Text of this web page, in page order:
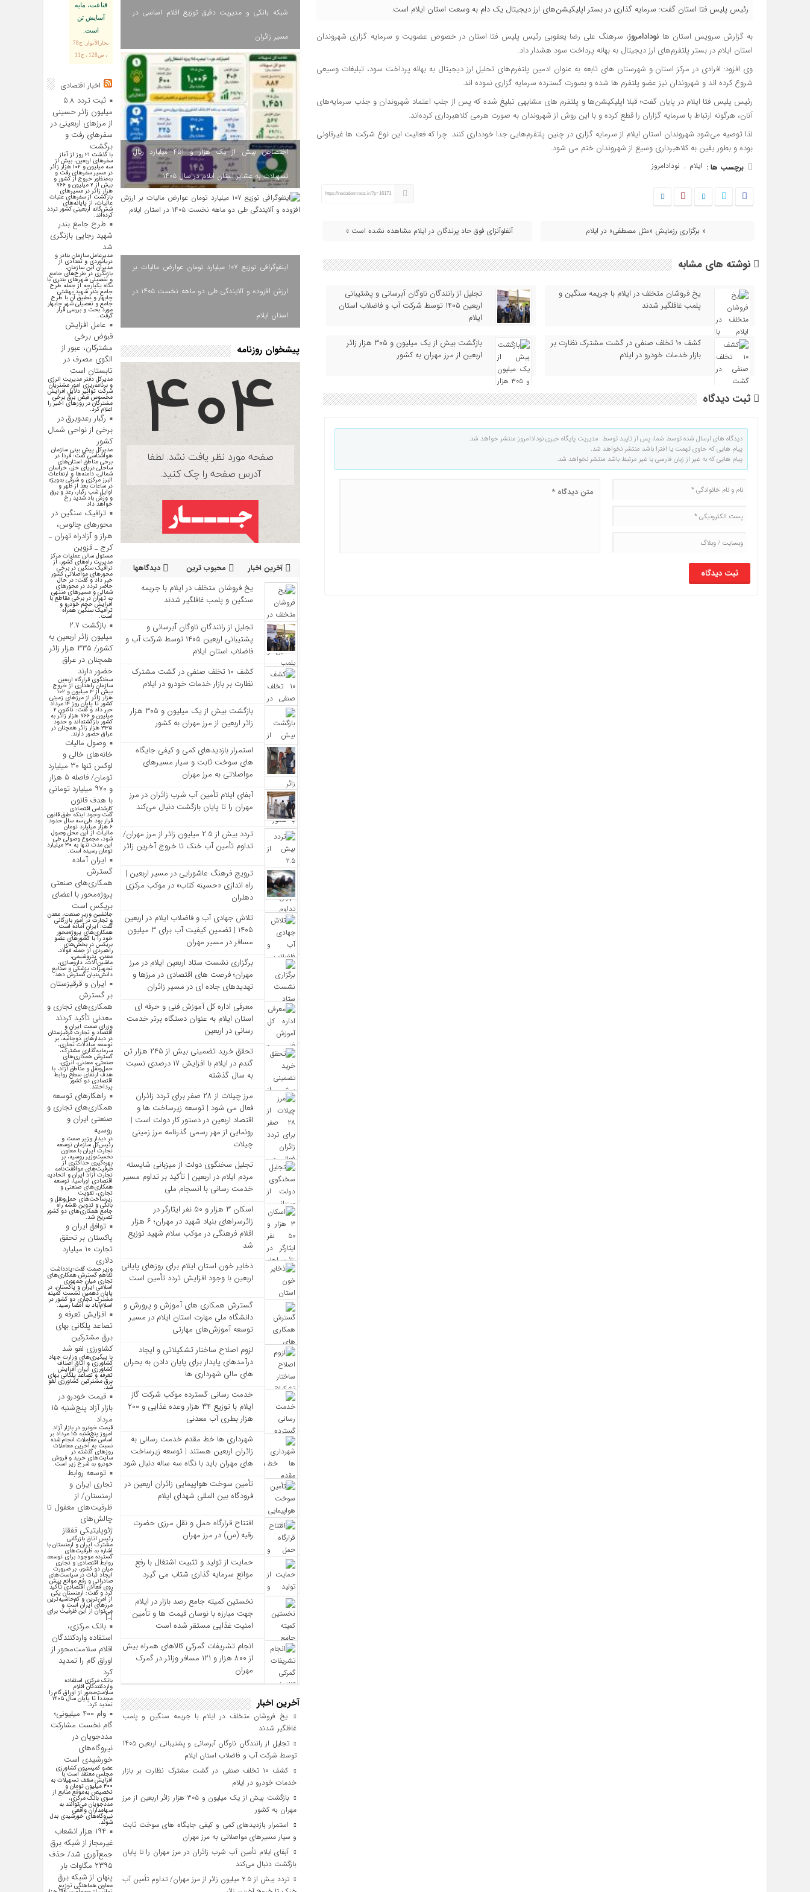
رئیس پلیس فتا استان گفت: سرمایه گذاری در بستر اپلیکیشن‌های ارز دیجیتال یک دام به وسعت استان ایلام است.
به گزارش سرویس استان ها نودادامروز، سرهنگ علی رضا یعقوبی رئیس پلیس فتا استان در خصوص عضویت و سرمایه گزاری شهروندان
استان ایلام در بستر پلتفرم‌های ارز دیجیتال به بهانه پرداخت سود هشدار داد.
وی افزود: افرادی در مرکز استان و شهرستان های تابعه به عنوان ادمین پلتفرم‌های تحلیل ارز دیجیتال به بهانه پرداخت سود، تبلیغات وسیعی
شروع کرده اند و شهروندان نیز عضو پلتفرم ها شده و بصورت گسترده سرمایه گزاری نموده اند.
رئیس پلیس فتا ایلام در پایان گفت؛ قبلا اپلیکیشن‌ها و پلتفرم های مشابهی تبلیغ شده که پس از جلب اعتماد شهروندان و جذب سرمایه‌های
آنان، هرگونه ارتباط با سرمایه گزاران را قطع کرده و با این روش از شهروندان به صورت هرمی کلاهبرداری کرده‌اند.
لذا توصیه می‌شود شهروندان استان ایلام از سرمایه گزاری در چنین پلتفرم‌هایی جدا خودداری کنند. چرا که فعالیت این نوع شرکت ها غیرقاونی
بوده و بطور یقین به کلاهبرداری وسیع از شهروندان ختم می شود.
برچسب ها : ایلام , نودادامروز
https://nodademrooz.ir/?p=16171
« برگزاری رزمایش «مثل مصطفی» در ایلام آنفلوآنزای فوق حاد پرندگان در ایلام مشاهده نشده است »
نوشته های مشابه
یخ‌ فروشان متخلف در ایلام با جریمه سنگین و
پلمب غافلگیر شدند
تجلیل از رانندگان ناوگان آبرسانی و پشتیبانی
اربعین ۱۴۰۵ توسط شرکت آب و فاضلاب استان
ایلام
کشف ۱۰ تخلف صنفی در گشت مشترک نظارت بر
بازار خدمات خودرو در ایلام
بازگشت بیش از یک میلیون و ۳۰۵ هزار زائر
اربعین از مرز مهران به کشور
ثبت دیدگاه
دیدگاه های ارسال شده توسط شما، پس از تایید توسط مدیریت پایگاه خبری نودادامروز منتشر خواهد شد.
پیام هایی که حاوی تهمت یا افترا باشد منتشر نخواهد شد.
پیام هایی که به غیر از زبان فارسی یا غیر مرتبط باشد منتشر نخواهد شد.
شبکه بانکی و مدیریت دقیق توزیع اقلام اساسی در
مسیر زائران
اختصاص بیش از یک هزار و ۴۵۱ میلیارد ریال
تسهیلات به عشایر استان ایلام در سال ۱۴۰۵
اینفوگرافی توزیع ۱۰۷ میلیارد تومان عوارض مالیات بر
ارزش افزوده و آلایندگی طی دو ماهه نخست ۱۴۰۵ در
استان ایلام
پیشخوان روزنامه
آخرین اخبار محبوب ترین دیدگاهها
یخ‌ فروشان متخلف در ایلام با جریمه
سنگین و پلمب غافلگیر شدند
تجلیل از رانندگان ناوگان آبرسانی و
پشتیبانی اربعین ۱۴۰۵ توسط شرکت آب و
فاضلاب استان ایلام
کشف ۱۰ تخلف صنفی در گشت مشترک
نظارت بر بازار خدمات خودرو در ایلام
بازگشت بیش از یک میلیون و ۳۰۵ هزار
زائر اربعین از مرز مهران به کشور
استمرار بازدیدهای کمی و کیفی جایگاه‌
های سوخت ثابت و سیار مسیرهای
مواصلاتی به مرز مهران
آبفای ایلام تأمین آب شرب زائران در مرز
مهران را تا پایان بازگشت دنبال می‌کند
تردد بیش از ۲.۵ میلیون زائر از مرز مهران/
تداوم تأمین آب خنک تا خروج آخرین زائر
ترویج فرهنگ عاشورایی در مسیر اربعین |
راه‌ اندازی «حسینه کتاب» در موکب مرکزی
دهلران
تلاش جهادی آب و فاضلاب ایلام در اربعین
۱۴۰۵ | تضمین کیفیت آب برای ۳ میلیون
مسافر در مسیر مهران
برگزاری نشست ستاد اربعین ایلام در مرز
مهران؛ فرصت‌ های اقتصادی در مرزها و
تهدیدهای جاده‌ ای در مسیر زائران
معرفی اداره کل آموزش فنی و حرفه‌ ای
استان ایلام به‌ عنوان دستگاه برتر خدمت‌
رسانی در اربعین
تحقق خرید تضمینی بیش از ۲۴۵ هزار تن
گندم در ایلام با افزایش ۱۷ درصدی نسبت
به سال گذشته
مرز چیلات از ۲۸ صفر برای تردد زائران
فعال می‌ شود | توسعه زیرساخت‌ ها و
اقتصاد اربعین در دستور کار دولت است |
رونمایی از مهر رسمی گذرنامه مرز زمینی
چیلات
تجلیل سخنگوی دولت از میزبانی شایسته
مردم ایلام در اربعین | تأکید بر تداوم مسیر
خدمت‌ رسانی با انسجام ملی
اسکان ۳ هزار و ۵۰ نفر ایثارگر در
زائرسراهای بنیاد شهید در مهران؛ ۶ هزار
اقلام فرهنگی در موکب سلام شهید توزیع
شد
ذخایر خون استان ایلام برای روزهای پایانی
اربعین با وجود افزایش تردد تأمین است
گسترش همکاری‌ های آموزش و پرورش و
دانشگاه ملی مهارت استان ایلام در مسیر
توسعه آموزش‌های مهارتی
لزوم اصلاح ساختار تشکیلاتی و ایجاد
درآمدهای پایدار برای پایان دادن به بحران‌
های مالی شهرداری‌ ها
خدمت رسانی گسترده موکب شرکت گاز
ایلام با توزیع ۳۴ هزار وعده غذایی و ۲۰۰
هزار بطری آب معدنی
شهرداری‌ ها خط مقدم خدمت ‌رسانی به
زائران اربعین هستند | توسعه زیرساخت
‌های مهران باید با نگاه سه‌ ساله دنبال شود
تأمین سوخت هواپیمایی زائران اربعین در
فرودگاه بین المللی شهدای ایلام
افتتاح قرارگاه حمل‌ و نقل مرزی حضرت
رقیه (س) در مرز مهران
حمایت از تولید و تثبیت اشتغال با رفع
موانع سرمایه‌ گذاری شتاب می‌ گیرد
نخستین کمیته جامع رصد بازار در ایلام
جهت مبارزه با نوسان قیمت‌ ها و تأمین
امنیت غذایی مستقر شده است
انجام تشریفات گمرکی کالاهای همراه بیش
از ۸۰۰ هزار و ۱۲۱ مسافر وزائر در گمرک
مهران
آخرین اخبار
یخ‌ فروشان متخلف در ایلام با جریمه سنگین و پلمب
غافلگیر شدند
تجلیل از رانندگان ناوگان آبرسانی و پشتیبانی اربعین ۱۴۰۵
توسط شرکت آب و فاضلاب استان ایلام
کشف ۱۰ تخلف صنفی در گشت مشترک نظارت بر بازار
خدمات خودرو در ایلام
بازگشت بیش از یک میلیون و ۳۰۵ هزار زائر اربعین از مرز
مهران به کشور
استمرار بازدیدهای کمی و کیفی جایگاه‌ های سوخت ثابت
و سیار مسیرهای مواصلاتی به مرز مهران
آبفای ایلام تأمین آب شرب زائران در مرز مهران را تا پایان
بازگشت دنبال می‌کند
تردد بیش از ۲.۵ میلیون زائر از مرز مهران/ تداوم تأمین آب
قناعت، مايه
آسايش تن
است.
بحارالأنوار: ج78
، ص128 ، ح11
اخبار اقتصادی
ثبت تردد ۵.۸
میلیون زائر حسینی
از مرزهای اربعینی در
سفرهای رفت و
برگشت
با گذشت ۲۱ روز از آغاز
سفرهای اربعین، بیش از
سه میلیون و ۱۰۲ هزار زائر
در مسیر سفرهای رفت و
به‌منظور خروج از کشور و
بیش از ۲ میلیون و ۷۶۶
هزار زائر در مسیرهای
بازگشت از سفرهای عتبات
عالیات، از پایانه‌های
شش‌گانه اربعینی کشور تردد
کرده‌اند.
طرح جامع بندر
شهید رجایی بازنگری
شد
مدیرعامل سازمان بنادر و
دریانوردی و تعدادی از
مدیران این سازمان،
بازنگری در طرح‌های جامع
و تفصیلی شهر‌های بندری با
نگاه یکپارچه از جمله طرح
جامع بندر شهید بهشتی
چابهار و تطبیق آن با طرح
جامع و تفصیلی شهر چابهار
مورد بحث و بررسی قرار
گرفت.
عامل افزایش
قبوض برخی
مشترکان، عبور از
الگوی مصرف در
تابستان است
مدیرکل دفتر مدیریت انرژی
و برنامه‌ریزی امور مشتریان
شرکت توانیر دلایل افزایش
محسوس قبض برق برخی
مشترکان در روزهای اخیر را
اعلام کرد.
رگبار رعدوبرق در
برخی از نواحی شمال
کشور
مدیرکل پیش بینی سازمان
هواشناسی گفت: فردا در
برخی مناطق استان‌های
ساحلی دریای خزر، خراسان
شمالی، دامنه‌ها و ارتفاعات
البرز مرکزی و شرقی به‌ویژه
در ساعات بعد از ظهر و
اوایل شب رگبار، رعد و برق
و وزش باد شدید رخ
خواهد داد
ترافیک سنگین در
محورهای چالوس،
هراز و آزادراه تهران ـ
کرج ـ قزوین
مسئول سالن عملیات مرکز
مدیریت راه‌های کشور، از
ترافیک سنگین در برخی
محورهای مواصلاتی کشور
خبر داد و گفت: در حال
حاضر تردد در محورهای
شمالی و مسیرهای منتهی
به تهران در برخی مقاطع با
افزایش حجم خودرو و
ترافیک سنگین همراه
است.
بازگشت ۲.۷
میلیون زائر اربعین به
کشور/ ۳۳۵ هزار زائر
همچنان در عراق
حضور دارند
سخنگوی قرارگاه اربعین
سازمان راهداری از خروج
بیش از ۳ میلیون و ۱۰۲
هزار زائر از مرز‌های زمینی
کشور تا پایان روز ۱۴ مرداد
خبر داد و گفت: تاکنون ۲
میلیون و ۷۶۶ هزار زائر به
کشور بازگشته‌اند و حدود
۳۳۵ هزار زائر همچنان در
عراق حضور دارند.
وصول مالیات
خانه‌های خالی و
لوکس تنها ۳۰ میلیارد
تومان/ فاصله ۵ هزار
و ۹۷۰ میلیارد تومانی
با هدف قانون
کارشناس اقتصادی
گفت:وجود اینکه طبق قانون
قرار بود طی سه سال حدود
۶ هزار میلیارد تومان
مالیات از این محل وصول
شود، مجموع وصولی طی
این مدت تنها به ۳۰ میلیارد
تومان رسیده است.
ایران آماده
گسترش
همکاری‌های صنعتی
پروژه‌محور با اعضای
بریکس است
جانشین وزیر صنعت، معدن
و تجارت در امور بازرگانی
گفت: ایران آماده است
همکاری‌های پروژه‌محور
خود را با کشور‌های عضو
بریکس در بخش‌های
راهبردی از جمله فولاد،
معدن، پتروشیمی،
ماشین‌آلات، داروسازی،
تجهیزات پزشکی و صنایع
دانش‌بنیان گسترش دهد.
ایران و قرقیزستان
بر گسترش
همکاری‌های تجاری و
معدنی تأکید کردند
وزرای صمت ایران و
اقتصاد و تجارت قرقیزستان
در دیدار‌های دوجانبه، بر
توسعه مبادلات تجاری،
سرمایه‌گذاری مشترک،
گسترش همکاری‌های
صنعتی، معدنی، انرژی،
حمل‌ونقل و مناطق آزاد، با
هدف ارتقای سطح روابط
اقتصادی دو کشور
پرداختند.
راهکارهای توسعه
همکاری‌های تجاری و
صنعتی ایران و
روسیه
در دیدار وزیر صمت و
رئیس‌کل سازمان توسعه
تجارت ایران با معاون
نخست‌وزیر روسیه، بر
بهره‌گیری حداکثری از
ظرفیت‌های موافقت‌نامه
تجارت آزاد ایران و اتحادیه
اقتصادی اوراسیا، توسعه
همکاری‌های صنعتی و
تجاری، تقویت
زیرساخت‌های حمل‌ونقل و
بانکی و تدوین نقشه راه
جامع همکاری‌های دو کشور
تصریح شد.
توافق ایران و
پاکستان بر تحقق
تجارت ۱۰ میلیارد
دلاری
وزیر صمت گفت:یادداشت
تفاهم گسترش همکاری‌های
تجاری میان جمهوری
اسلامی ایران و پاکستان، در
پایان دهمین نشست کمیته
مشترک تجاری دو کشور در
اسلام‌آباد به امضا رسید.
افزایش تعرفه و
تصاعد پلکانی بهای
برق مشترکین
کشاورزی لغو شد
با پیگیری‌های وزارت جهاد
کشاورزی و اتاق اصناف
کشاورزی ایران افزایش
تعرفه و تصاعد پلکانی بهای
برق مشترکین کشاورزی لغو
شد.
قیمت خودرو در
بازار آزاد پنج‌شنبه ۱۵
مرداد
قیمت خودرو در بازار آزاد
امروز پنج‌شنبه ۱۵ مرداد بر
اساس معاملات انجام شده
نسبت به آخرین معاملات
روز‌های گذشته در
سایت‌های خرید و فروش
خودرو به شرح زیر است.
توسعه روابط
تجاری ایران و
ارمنستان/ از
ظرفیت‌های مغفول تا
چالش‌های
ژئوپلیتیکی قفقاز
رئیس اتاق بازرگانی
مشترک ایران و ارمنستان با
اشاره به ظرفیت‌های
گسترده موجود برای توسعه
روابط اقتصادی و تجاری
میان دو کشور، بر ضرورت
ایجاد ثبات در سیاست‌های
صادراتی و رفع موانع پیش
روی فعالان اقتصادی تأکید
کرد و گفت: ارمنستان یکی
از امن‌ترین و کم‌حاشیه‌ترین
مرز‌های ایران است و
می‌توان از این ظرفیت برای
[…]
بانک مرکزی،
استفاده واردکنندگان
اقلام سلامت‌محور از
اوراق گام را تمدید
کرد
بانک مرکزی استفاده
واردکنندگان اقلام
سلامت‌محور از اوراق گام را
مجدداً تا پایان سال ۱۴۰۵
تمدید کرد.
وام ۴۰۰ میلیونی؛
گام نخست مشارکت
مددجویان در
نیروگاه‌های
خورشیدی است
عضو کمیسیون کشاورزی
مجلس معتقد است با
افزایش سقف تسهیلات به
۴۰۰ میلیون تومان و
تخصیص به‌موقع منابع از
سوی بانک مرکزی،
مددجویان می‌توانند به
سهامداران واقعی
نیروگاه‌های خورشیدی بدل
شوند.
۱۹۴ هزار انشعاب
غیرمجاز از شبکه برق
جمع‌آوری شد/ حذف
۲۳۹۵ مگاوات بار
پنهان از شبکه برق
معاون هماهنگی توزیع